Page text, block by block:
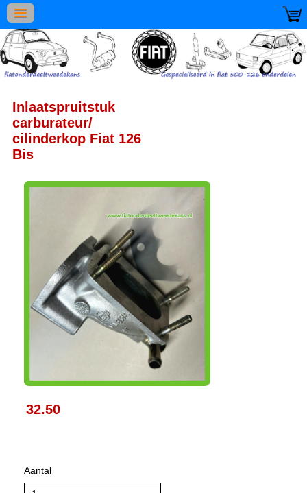
Inlaatspruitstuk
carburateur/
cilinderkop Fiat 126
Bis
32.50
Aantal